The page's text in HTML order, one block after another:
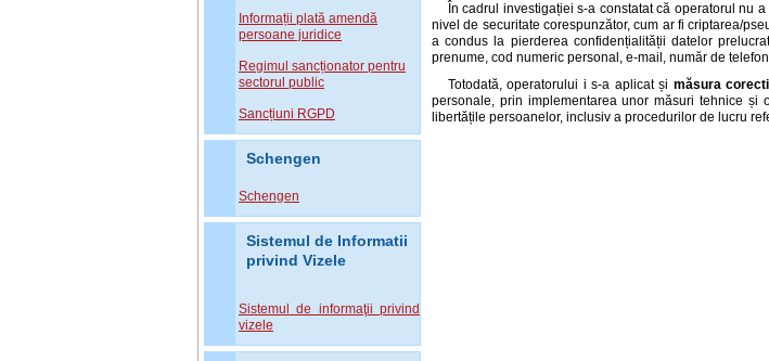
Informații plată amendă
persoane juridice
Regimul sancționator pentru
sectorul public
Sancțiuni RGPD
Schengen
Schengen
Sistemul de Informatii
privind Vizele
Sistemul de informaţii privind
vizele
În cadrul investigației s-a constatat că operatorul nu
nivel de securitate corespunzător, cum ar fi criptarea/
a condus la pierderea confidențialității datelor
prenume, cod numeric personal, e-mail, număr de
Totodată, operatorului i s-a aplicat și măsura
personale, prin implementarea unor măsuri tehnice și
libertățile persoanelor, inclusiv a procedurilor de lucru